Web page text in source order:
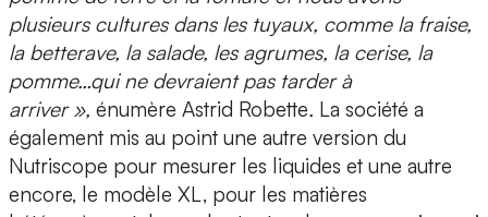
plusieurs cultures dans les tuyaux, comme la fraise,
la betterave, la salade, les agrumes, la cerise, la
pomme…qui ne devraient pas tarder à
arriver », énumère Astrid Robette. La société a
également mis au point une autre version du
Nutriscope pour mesurer les liquides et une autre
encore, le modèle XL, pour les matières